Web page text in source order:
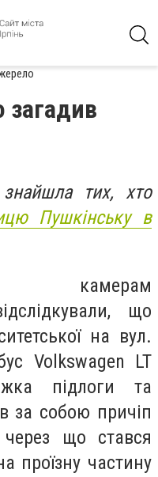
загадив
тих, хто
Пушкінську в
камерам
що
на вул.
Volkswagen LT
підлоги та
за собою причіп
що стався
проїзну частину